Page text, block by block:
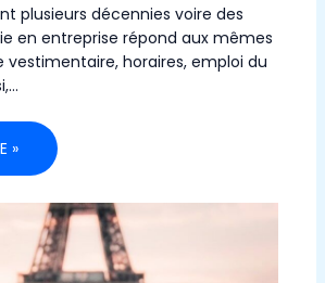
plusieurs décennies voire des
en entreprise répond aux mêmes
vestimentaire, horaires, emploi du
»